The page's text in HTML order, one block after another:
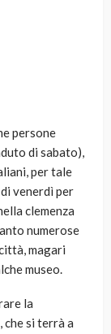
persone
di sabato),
per tale
venerdì per
clemenza
numerose
magari
museo.
la
, che si terrà a